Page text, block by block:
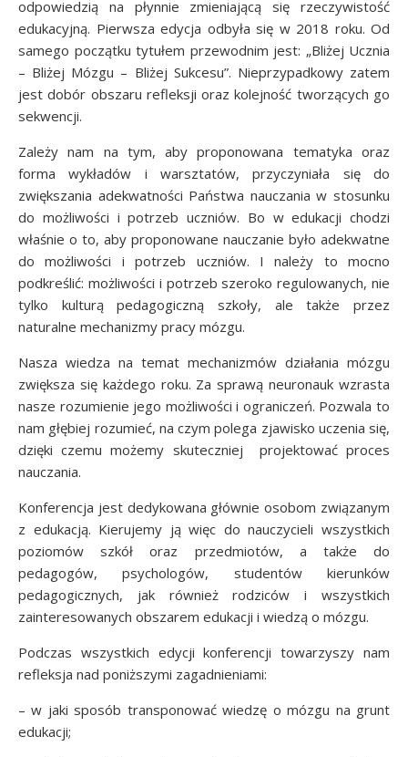
odpowiedzią na płynnie zmieniającą się rzeczywistość
edukacyjną. Pierwsza edycja odbyła się w 2018 roku. Od
samego początku tytułem przewodnim jest: „Bliżej Ucznia
– Bliżej Mózgu – Bliżej Sukcesu”. Nieprzypadkowy zatem
jest dobór obszaru refleksji oraz kolejność tworzących go
sekwencji.
Zależy nam na tym, aby proponowana tematyka oraz
forma wykładów i warsztatów, przyczyniała się do
zwiększania adekwatności Państwa nauczania w stosunku
do możliwości i potrzeb uczniów. Bo w edukacji chodzi
właśnie o to, aby proponowane nauczanie było adekwatne
do możliwości i potrzeb uczniów. I należy to mocno
podkreślić: możliwości i potrzeb szeroko regulowanych, nie
tylko kulturą pedagogiczną szkoły, ale także przez
naturalne mechanizmy pracy mózgu.
Nasza wiedza na temat mechanizmów działania mózgu
zwiększa się każdego roku. Za sprawą neuronauk wzrasta
nasze rozumienie jego możliwości i ograniczeń. Pozwala to
nam głębiej rozumieć, na czym polega zjawisko uczenia się,
dzięki czemu możemy skuteczniej projektować proces
nauczania.
Konferencja jest dedykowana głównie osobom związanym
z edukacją. Kierujemy ją więc do nauczycieli wszystkich
poziomów szkół oraz przedmiotów, a także do
pedagogów, psychologów, studentów kierunków
pedagogicznych, jak również rodziców i wszystkich
zainteresowanych obszarem edukacji i wiedzą o mózgu.
Podczas wszystkich edycji konferencji towarzyszy nam
refleksja nad poniższymi zagadnieniami:
– w jaki sposób transponować wiedzę o mózgu na grunt
edukacji;